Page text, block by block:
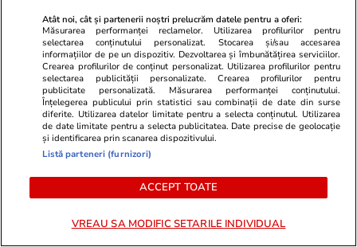
04 aug.
Prima lună fără Călin
Georgescu: Realitatea Plus a
pierdut o treime din audiență,
cea mai mare scădere de pe
piața TV
Opinii 04 aug.
Atât noi, cât și partenerii noștri prelucrăm datele pentru a oferi:
Măsurarea performanței reclamelor. Utilizarea profilurilor pentru
selectarea conținutului personalizat. Stocarea și/sau accesarea
informațiilor de pe un dispozitiv. Dezvoltarea și îmbunătățirea serviciilor.
Crearea profilurilor de conținut personalizat. Utilizarea profilurilor pentru
selectarea publicității personalizate. Crearea profilurilor pentru
publicitate personalizată. Măsurarea performanței conținutului.
Înțelegerea publicului prin statistici sau combinații de date din surse
diferite. Utilizarea datelor limitate pentru a selecta conținutul. Utilizarea
de date limitate pentru a selecta publicitatea. Date precise de geolocație
și identificarea prin scanarea dispozitivului.
Listă parteneri (furnizori)
ACCEPT TOATE
VREAU SA MODIFIC SETARILE INDIVIDUAL